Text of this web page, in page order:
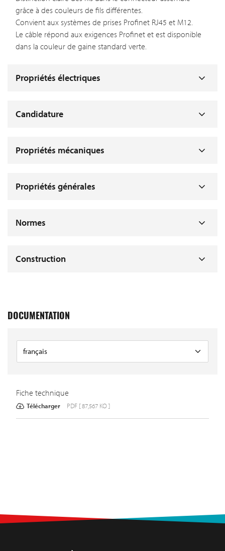
grâce à des couleurs de fils différentes.
Convient aux systèmes de prises Profinet RJ45 et M12.
Le câble répond aux exigences Profinet et est disponible
dans la couleur de gaine standard verte.
Propriétés électriques
Candidature
Propriétés mécaniques
Propriétés générales
Normes
Construction
DOCUMENTATION
Fiche technique
Télécharger PDF [ 87,567 KO ]